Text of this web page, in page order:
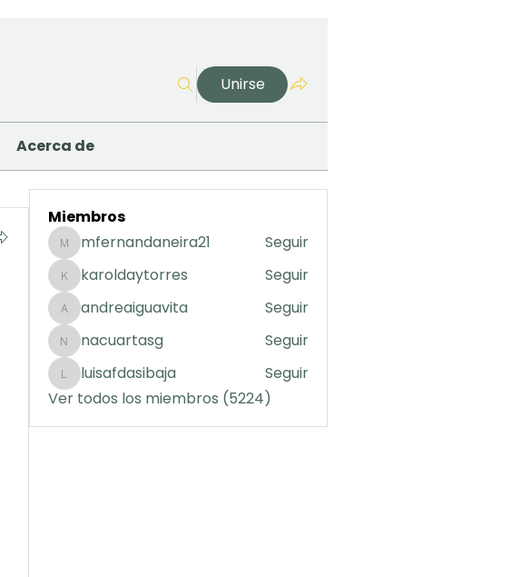
Unirse
Acerca de
Miembros
mfernandaneira21
mfernandaneira21 Seguir
karoldaytorres
karoldaytorres Seguir
andreaiguavita
andreaiguavita Seguir
nacuartasg
nacuartasg Seguir
luisafdasibaja
luisafdasibaja
Seguir
Ver todos los miembros (5224)